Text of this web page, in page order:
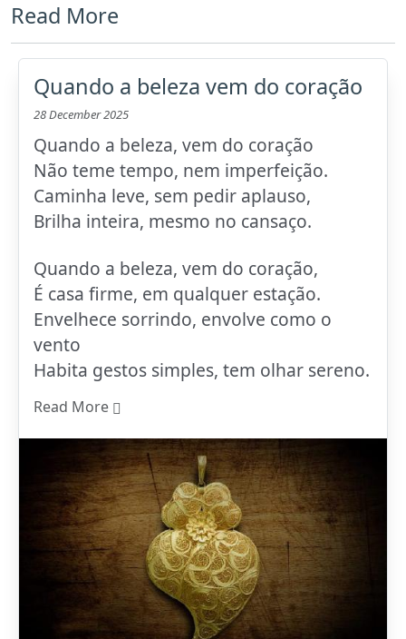
Read More
Quando a beleza vem do coração
28 December 2025
Quando a beleza, vem do coração
Não teme tempo, nem imperfeição.
Caminha leve, sem pedir aplauso,
Brilha inteira, mesmo no cansaço.
Quando a beleza, vem do coração,
É casa firme, em qualquer estação.
Envelhece sorrindo, envolve como o
vento
Habita gestos simples, tem olhar sereno.
Read More